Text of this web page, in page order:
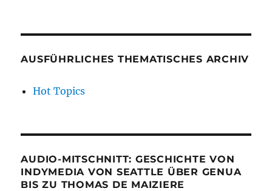
AUSFÜHRLICHES THEMATISCHES ARCHIV
Hot Topics
AUDIO-MITSCHNITT: GESCHICHTE VON
INDYMEDIA VON SEATTLE ÜBER GENUA
BIS ZU THOMAS DE MAIZIERE